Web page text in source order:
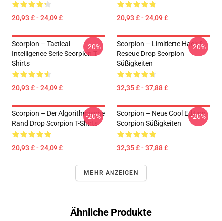
20,93 £ - 24,09 £ 20,93 £ - 24,09 £
Scorpion – Tactical
Intelligence Serie Scorpion T-
Shirts
20,93 £ - 24,09 £
-20%
Scorpion – Limitierte Hack &
Rescue Drop Scorpion
Süßigkeiten
32,35 £ - 37,88 £
-20%
Scorpion – Der Algorithmische
Rand Drop Scorpion T-Shirts
20,93 £ - 24,09 £
-20%
Scorpion – Neue Cool Edition
Scorpion Süßigkeiten
32,35 £ - 37,88 £
-20%
MEHR ANZEIGEN
Ähnliche Produkte